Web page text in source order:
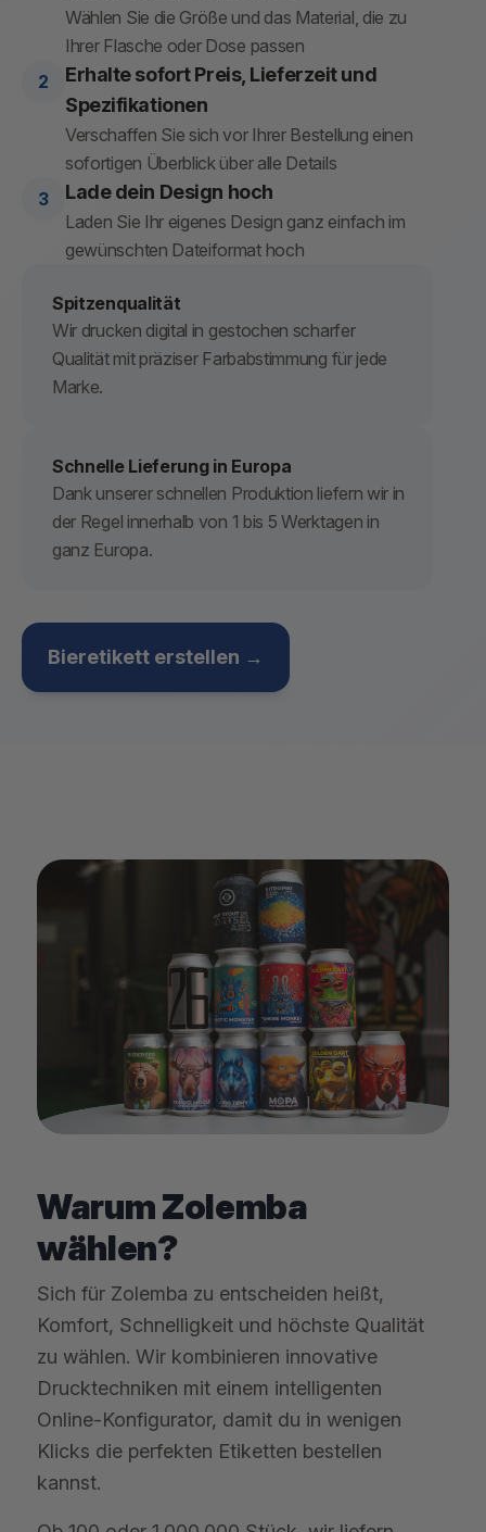
Wählen Sie die Größe und das Material, die zu
Ihrer Flasche oder Dose passen
Erhalte sofort Preis, Lieferzeit und
Spezifikationen
Verschaffen Sie sich vor Ihrer Bestellung einen
sofortigen Überblick über alle Details
Lade dein Design hoch
Laden Sie Ihr eigenes Design ganz einfach im
gewünschten Dateiformat hoch
Spitzenqualität
Wir drucken digital in gestochen scharfer
Qualität mit präziser Farbabstimmung für jede
Marke.
Schnelle Lieferung in Europa
Dank unserer schnellen Produktion liefern wir in
der Regel innerhalb von 1 bis 5 Werktagen in
ganz Europa.
Bieretikett erstellen →
Warum Zolemba
wählen?
Sich für Zolemba zu entscheiden heißt,
Komfort, Schnelligkeit und höchste Qualität
zu wählen. Wir kombinieren innovative
Drucktechniken mit einem intelligenten
Online-Konfigurator, damit du in wenigen
Klicks die perfekten Etiketten bestellen
kannst.